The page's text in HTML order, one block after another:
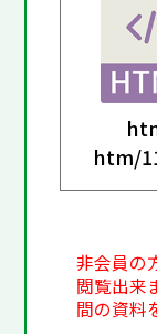
htm/
非会員の
閲覧出来
間の資料